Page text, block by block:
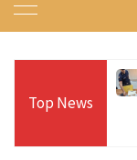
Top News
di Stato